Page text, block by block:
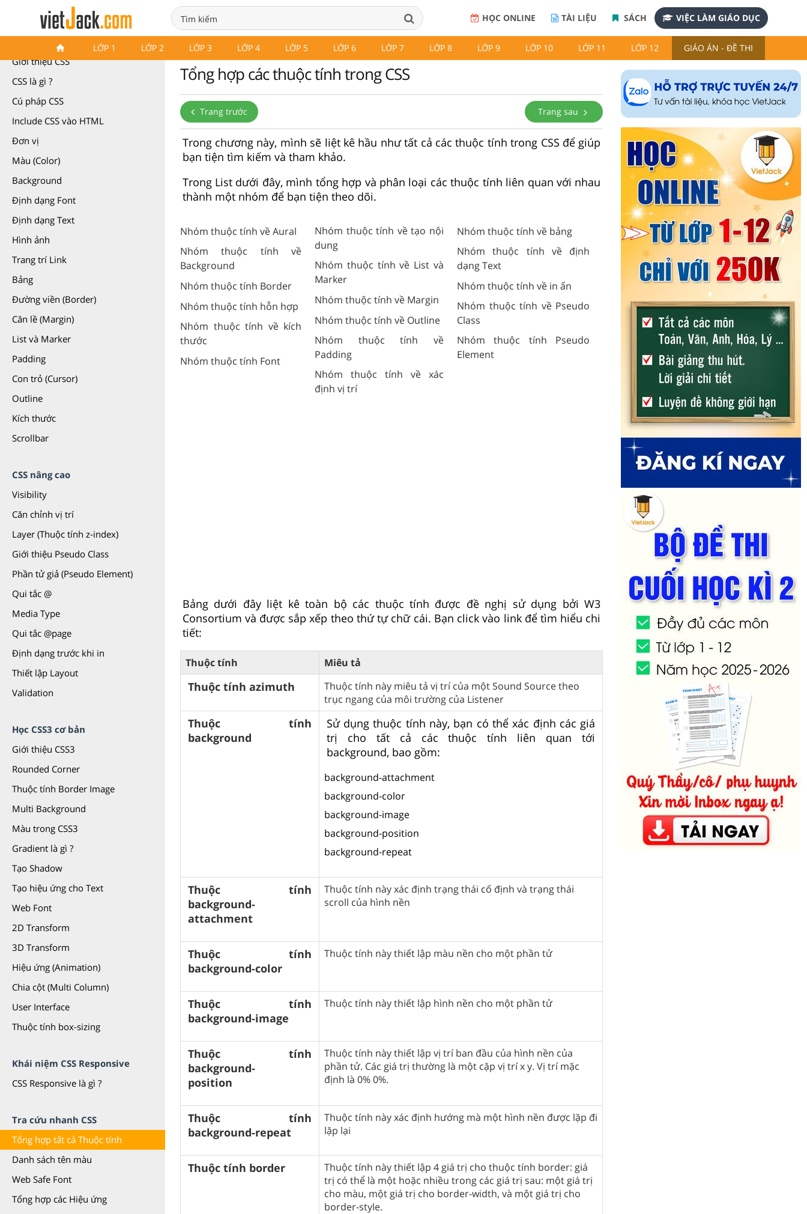
HỌC ONLINE TÀI LIỆU SÁCH VIỆC LÀM GIÁO DỤC
LỚP 1 LỚP 2 LỚP 3 LỚP 4 LỚP 5 LỚP 6 LỚP 7 LỚP 8 LỚP 9 LỚP 10 LỚP 11 LỚP 12 GIÁO ÁN - ĐỀ THI
CSS cơ bản
Giới thiệu CSS
CSS là gì ?
Cú pháp CSS
Include CSS vào HTML
Đơn vị
Màu (Color)
Background
Định dạng Font
Định dạng Text
Hình ảnh
Trang trí Link
Bảng
Đường viền (Border)
Căn lề (Margin)
List và Marker
Padding
Con trỏ (Cursor)
Outline
Kích thước
Scrollbar
CSS nâng cao
Visibility
Căn chỉnh vị trí
Layer (Thuộc tính z-index)
Giới thiệu Pseudo Class
Phần tử giả (Pseudo Element)
Qui tắc @
Media Type
Qui tắc @page
Định dạng trước khi in
Thiết lập Layout
Validation
Học CSS3 cơ bản
Giới thiệu CSS3
Rounded Corner
Thuộc tính Border Image
Multi Background
Màu trong CSS3
Gradient là gì ?
Tạo Shadow
Tạo hiệu ứng cho Text
Web Font
2D Transform
3D Transform
Hiệu ứng (Animation)
Chia cột (Multi Column)
User Interface
Thuộc tính box-sizing
Khái niệm CSS Responsive
CSS Responsive là gì ?
Tra cứu nhanh CSS
Tổng hợp tất cả Thuộc tính
Danh sách tên màu
Web Safe Font
Tổng hợp các Hiệu ứng
Tổng hợp các thuộc tính trong CSS
Trang trước Trang sau
Trong chương này, mình sẽ liệt kê hầu như tất cả các thuộc tính trong CSS để giúp
bạn tiện tìm kiếm và tham khảo.
Trong List dưới đây, mình tổng hợp và phân loại các thuộc tính liên quan với nhau
thành một nhóm để bạn tiện theo dõi.
Nhóm thuộc tính về Aural
Nhóm thuộc tính về
Background
Nhóm thuộc tính Border
Nhóm thuộc tính hỗn hợp
Nhóm thuộc tính về kích
thước
Nhóm thuộc tính Font
Nhóm thuộc tính về tạo nội
dung
Nhóm thuộc tính về List và
Marker
Nhóm thuộc tính về Margin
Nhóm thuộc tính về Outline
Nhóm thuộc tính về
Padding
Nhóm thuộc tính về xác
định vị trí
Nhóm thuộc tính về bảng
Nhóm thuộc tính về định
dạng Text
Nhóm thuộc tính về in ấn
Nhóm thuộc tính về Pseudo
Class
Nhóm thuộc tính Pseudo
Element
Bảng dưới đây liệt kê toàn bộ các thuộc tính được đề nghị sử dụng bởi W3
Consortium và được sắp xếp theo thứ tự chữ cái. Bạn click vào link để tìm hiểu chi
tiết:
Thuộc tính Miêu tả
Thuộc tính azimuth
Thuộc tính này miêu tả vị trí của một Sound Source theo
trục ngang của môi trường của Listener
Thuộc tính
background
Sử dụng thuộc tính này, bạn có thể xác định các giá
trị cho tất cả các thuộc tính liên quan tới
background, bao gồm:
background-attachment
background-color
background-image
background-position
background-repeat
Thuộc tính
background-
attachment
Thuộc tính này xác định trạng thái cố định và trạng thái
scroll của hình nền
Thuộc tính
background-color
Thuộc tính này thiết lập màu nền cho một phần tử
Thuộc tính
background-image
Thuộc tính này thiết lập hình nền cho một phần tử
Thuộc tính
background-
position
Thuộc tính này thiết lập vị trí ban đầu của hình nền của
phần tử. Các giá trị thường là một cặp vị trí x y. Vị trí mặc
định là 0% 0%.
Thuộc tính
background-repeat
Thuộc tính này xác định hướng mà một hình nền được lặp đi
lặp lại
Thuộc tính border
Thuộc tính này thiết lập 4 giá trị cho thuộc tính border: giá
trị có thể là một hoặc nhiều trong các giá trị sau: một giá trị
cho màu, một giá trị cho border-width, và một giá trị cho
border-style.